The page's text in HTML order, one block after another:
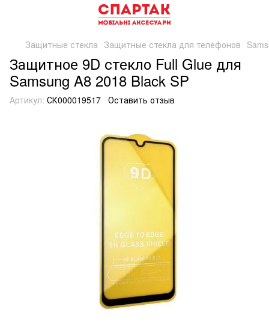
Защитные стекла Защитные стекла для телефонов
Защитное 9D стекло Full Glue для
Samsung A8 2018 Black SP
Артикул: СК000019517 Оставить отзыв